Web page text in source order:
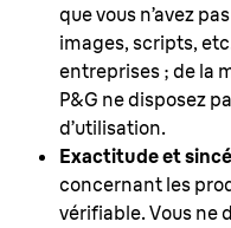
que vous n’avez
images, scripts,
entreprises ; de la
P&G ne disposez
d’utilisation.
Exactitude et
concernant les
vérifiable. Vous ne